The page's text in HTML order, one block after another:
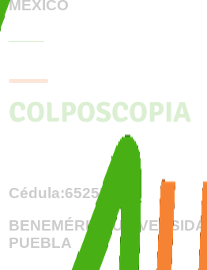
MÉXICO
COLPOSCOPIA
Cédula:6525794
BENEMÉRITA
PUEBLA